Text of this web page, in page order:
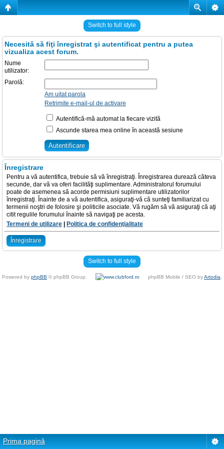
Switch to full style
Necesită să fiţi înregistrat şi autentificat pentru a putea
vizualiza acest forum.
Nume
utilizator:
Parolă:
Am uitat parola
Retrimite e-mail-ul de activare
Autentifică-mă automat la fiecare vizită
Ascunde starea mea online în această sesiune
Înregistrare
Pentru a vă autentifica, trebuie să vă înregistraţi. Înregistrarea durează câteva
secunde, dar vă va oferi facilităţi suplimentare. Administratorul forumului
poate de asemenea să acorde permisiuni suplimentare utilizatorilor
înregistraţi. Înainte de a vă autentifica, asiguraţi-vă că sunteţi familiarizat cu
termenii noştri de folosire şi politicile asociate. Vă rugăm să vă asiguraţi că aţi
citit regulile forumului înainte să navigaţi pe acesta.
Termeni de utilizare
Politica de confidenţialitate
Înregistrare
Switch to full style
Powered by phpBB © phpBB Group. phpBB Mobile / SEO byArtodia
Prima pagină